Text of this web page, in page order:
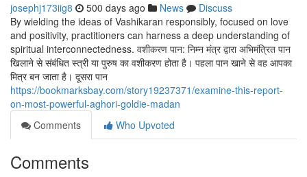
josephj173iig8 500 days ago News
Discuss
By wielding the ideas of Vashikaran responsibly, focused on love
and positivity, practitioners can harness a deep understanding of
spiritual interconnectedness. वशीकरण पान: निम्न मंत्र द्वारा अभिमंत्रित पान
खिलाने से संबंधित स्त्री या पुरुष का वशीकरण होता है। पहला पान खाने से वह आपका
मित्र बन जाता है। दूसरा पान
https://bookmarksbay.com/story19237371/examine-this-report-
on-most-powerful-aghori-goldie-madan
Comments
Who Upvoted
Comments